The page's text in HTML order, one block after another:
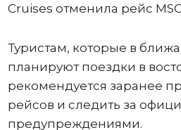
Cruises отменила рейс
Туристам, которые в
планируют поездки в
рекомендуется заранее
рейсов и следить за
предупреждениями.